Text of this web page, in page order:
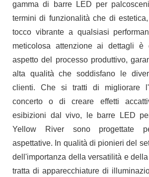
gamma di barre LED per
termini di funzionalità che di
tocco vibrante a qualsiasi
meticolosa attenzione ai dettagli è
aspetto del processo produttivo,
alta qualità che soddisfano le
clienti. Che si tratti di migliorare
concerto o di creare effetti
esibizioni dal vivo, le barre LED
Yellow River sono progettate
aspettative. In qualità di pionieri del
dell'importanza della versatilità e
tratta di apparecchiature di